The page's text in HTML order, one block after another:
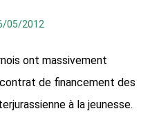
05/2012
ont massivement
de financement des
à la jeunesse.